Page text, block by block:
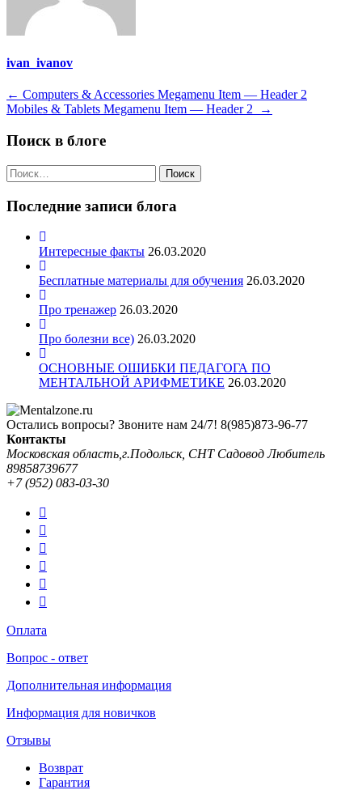
ivan_ivanov
Навигация
по
записям
← Computers & Accessories Megamenu Item — Header 2
Mobiles & Tablets Megamenu Item — Header 2
→
Поиск в блоге
Найти:
Последние записи блога
Интересные факты 26.03.2020
Бесплатные материалы для обучения 26.03.2020
Про тренажер 26.03.2020
Про болезни все) 26.03.2020
ОСНОВНЫЕ ОШИБКИ ПЕДАГОГА ПО
МЕНТАЛЬНОЙ АРИФМЕТИКЕ 26.03.2020
Остались вопросы? Звоните нам 24/7! 8(985)873-96-77
Контакты
Московская область,г.Подольск, СНТ Садовод Любитель
89858739677
+7 (952) 083-03-30
Оплата
Вопрос - ответ
Дополнительная информация
Информация для новичков
Отзывы
Возврат
Гарантия